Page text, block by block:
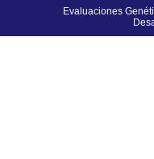
Evaluaciones